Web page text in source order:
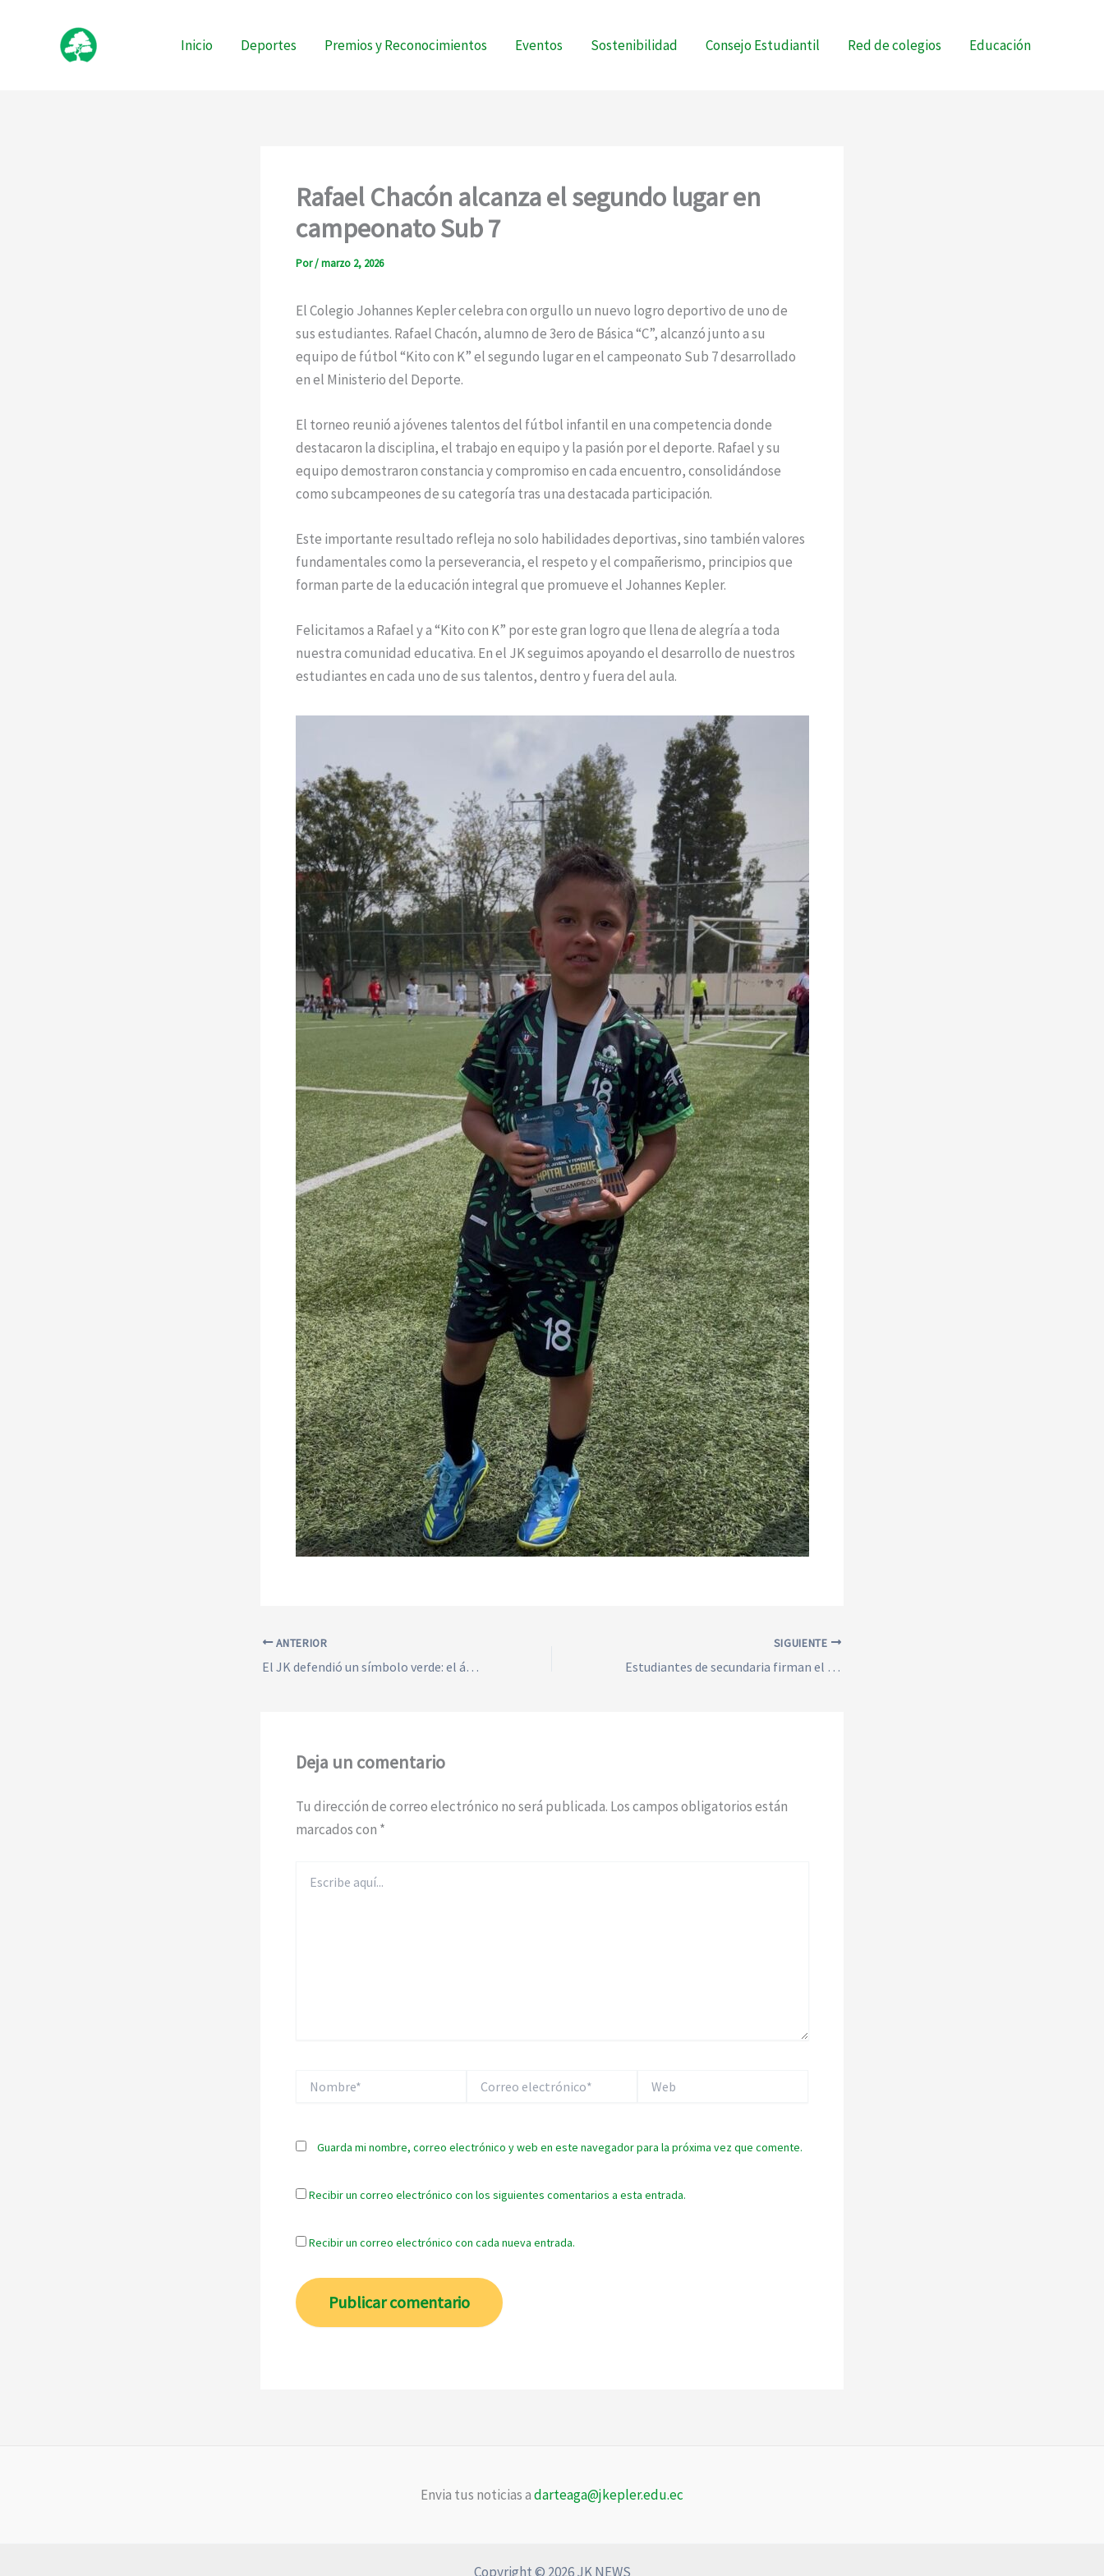
Inicio Deportes Premios y Reconocimientos Eventos Sostenibilidad Consejo Estudiantil Red de colegios Educación
Rafael Chacón alcanza el segundo lugar en
campeonato Sub 7
Por/marzo 2, 2026
El Colegio Johannes Kepler celebra con orgullo un nuevo logro deportivo de uno de
sus estudiantes. Rafael Chacón, alumno de 3ero de Básica “C”, alcanzó junto a su
equipo de fútbol “Kito con K” el segundo lugar en el campeonato Sub 7 desarrollado
en el Ministerio del Deporte.
El torneo reunió a jóvenes talentos del fútbol infantil en una competencia donde
destacaron la disciplina, el trabajo en equipo y la pasión por el deporte. Rafael y su
equipo demostraron constancia y compromiso en cada encuentro, consolidándose
como subcampeones de su categoría tras una destacada participación.
Este importante resultado refleja no solo habilidades deportivas, sino también valores
fundamentales como la perseverancia, el respeto y el compañerismo, principios que
forman parte de la educación integral que promueve el Johannes Kepler.
Felicitamos a Rafael y a “Kito con K” por este gran logro que llena de alegría a toda
nuestra comunidad educativa. En el JK seguimos apoyando el desarrollo de nuestros
estudiantes en cada uno de sus talentos, dentro y fuera del aula.
ANTERIOR
El JK defendió un símbolo verde: el árbol del redondel se convierte en patrimonio cultural
SIGUIENTE
Estudiantes de secundaria firman el Compromiso del Deportista JK
Deja un comentario
Tu dirección de correo electrónico no será publicada. Los campos obligatorios están
marcados con *
aquí...
electrónico*
Guarda mi nombre, correo electrónico y web en este navegador para la próxima vez que comente.
Recibir un correo electrónico con los siguientes comentarios a esta entrada.
Recibir un correo electrónico con cada nueva entrada.
Envia tus noticias adarteaga@jkepler.edu.ec
Copyright © 2026 JK NEWS